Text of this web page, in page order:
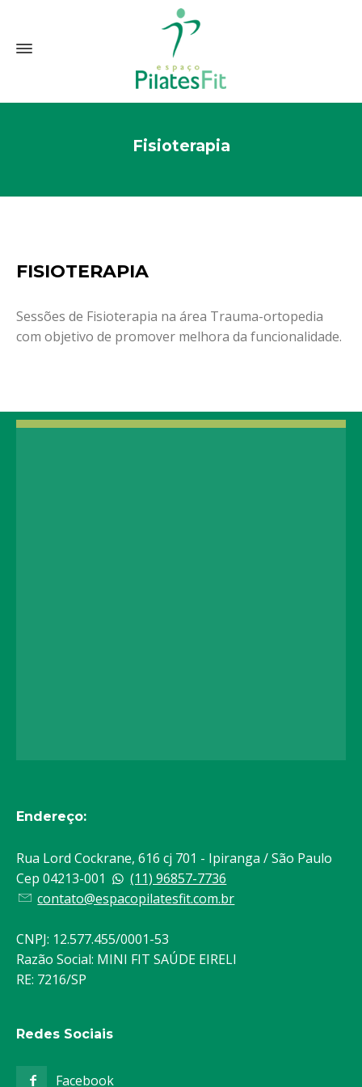
Fisioterapia
FISIOTERAPIA
Sessões de Fisioterapia na área Trauma-ortopedia
com objetivo de promover melhora da funcionalidade.
Endereço:
Rua Lord Cockrane, 616 cj 701 - Ipiranga / São Paulo
Cep 04213-001
(11) 96857-7736
contato@espacopilatesfit.com.br
CNPJ: 12.577.455/0001-53
Razão Social: MINI FIT SAÚDE EIRELI
RE: 7216/SP
Redes Sociais
Facebook